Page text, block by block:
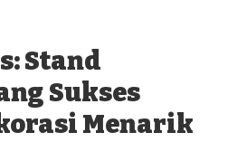
Stand
Sukses
Menarik